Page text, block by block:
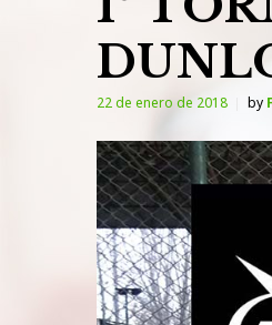
22 de enero de 2018 by